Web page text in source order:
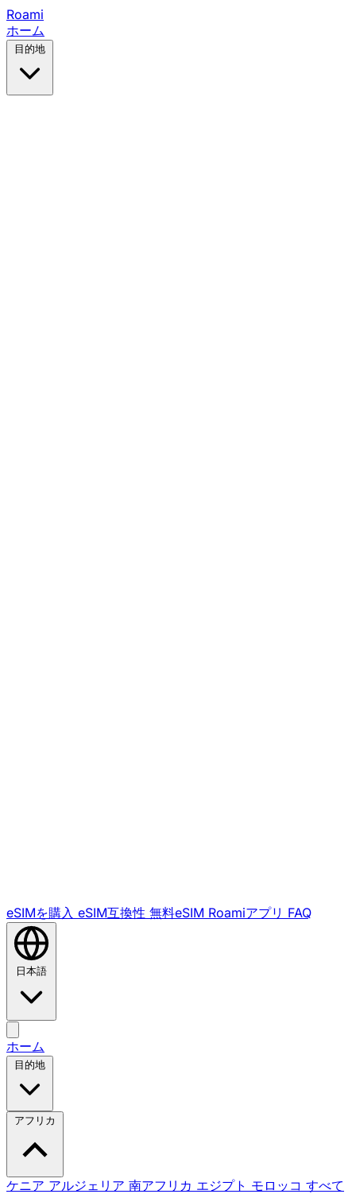
Roami
ホーム
目的地
eSIMを購入 eSIM互換性 無料eSIM Roamiアプリ FAQ
日本語
ホーム
目的地
アフリカ
ケニア アルジェリア 南アフリカ エジプト モロッコ すべて